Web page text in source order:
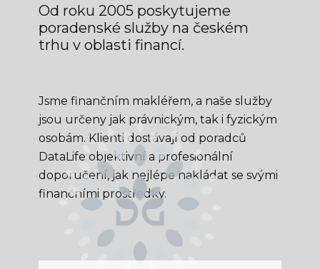
Od roku 2005 poskytujeme
poradenské služby na českém
trhu v oblasti financí.
Jsme finančním makléřem, a naše služby
jsou určeny jak právnickým, tak i fyzickým
osobám. Klienti dostávají od poradců
DataLife objektivní a profesionální
doporučení, jak nejlépe nakládat se svými
finančními prostředky.